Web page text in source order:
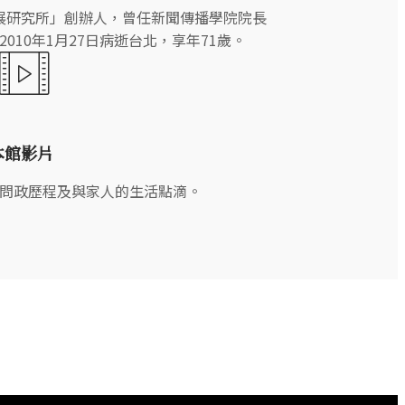
究所」創辦人，曾任新聞傳播學院院長
年1月27日病逝台北，享年71歲。
館影片
政歷程及與家人的生活點滴。